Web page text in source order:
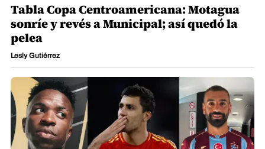
Tabla Copa Centroamericana: Motagua
sonríe y revés a Municipal; así quedó la
pelea
Lesly Gutiérrez